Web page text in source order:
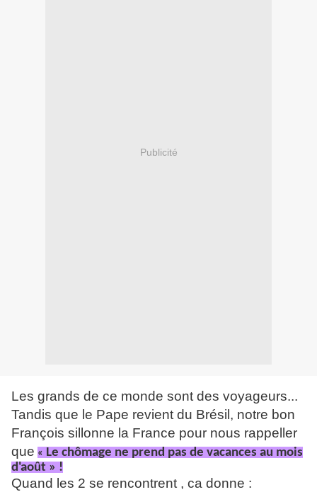
Publicité
Les grands de ce monde sont des voyageurs...
Tandis que le Pape revient du Brésil, notre bon
François sillonne la France pour nous rappeller
que « Le chômage ne prend pas de vacances au mois
d'août » !
Quand les 2 se rencontrent , ca donne :